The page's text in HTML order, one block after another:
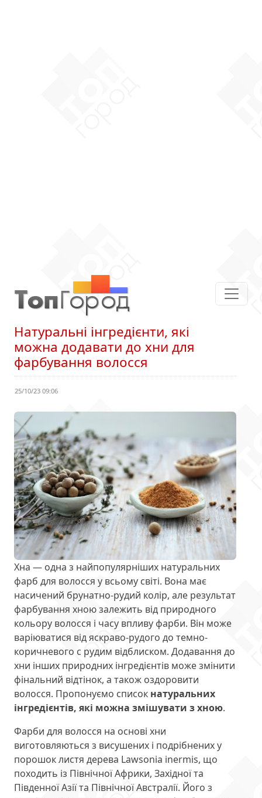
Натуральні інгредієнти, які
можна додавати до хни для
фарбування волосся
25/10/23 09:06
Хна — одна з найпопулярніших натуральних
фарб для волосся у всьому світі. Вона має
насичений брунатно-рудий колір, але результат
фарбування хною залежить від природного
кольору волосся і часу впливу фарби. Він може
варіюватися від яскраво-рудого до темно-
коричневого с рудим відблиском. Додавання до
хни інших природних інгредієнтів може змінити
фінальний відтінок, а також оздоровити
волосся. Пропонуємо список натуральних
інгредієнтів, які можна змішувати з хною.
Фарби для волосся на основі хни
виготовляються з висушених і подрібнених у
порошок листя дерева Lawsonia inermis, що
походить із Північної Африки, Західної та
Південної Азії та Північної Австралії. Його з